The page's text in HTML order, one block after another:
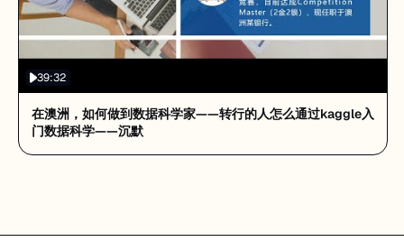
39:32
在澳洲，如何做到数据科学家——转行的人怎么通过kaggle入
门数据科学——沉默